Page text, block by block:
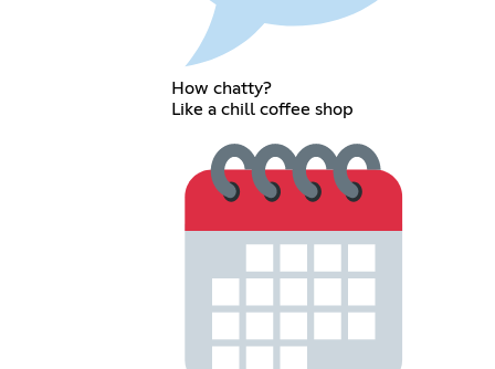
How chatty?
Like a chill coffee shop